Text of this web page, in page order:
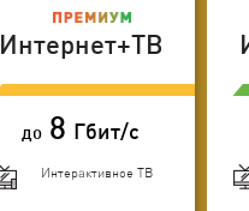
Интернет+ТВ
до 8 Гбит/с
Интерактивное ТВ